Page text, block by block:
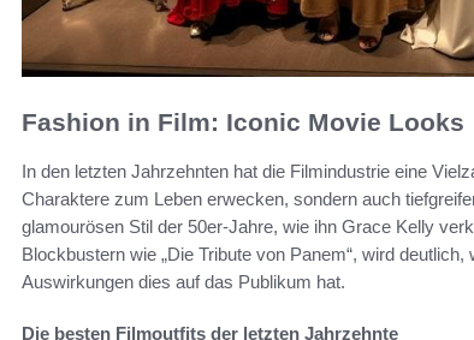
Fashion in Film: Iconic Movie Looks
In den letzten Jahrzehnten hat die Filmindustrie eine
Charaktere zum Leben erwecken, sondern auch
glamourösen Stil der 50er-Jahre, wie ihn Grace Kelly
Blockbustern wie „Die Tribute von Panem“, wird
Auswirkungen dies auf das Publikum hat.
Die besten Filmoutfits der letzten Jahrzehnte